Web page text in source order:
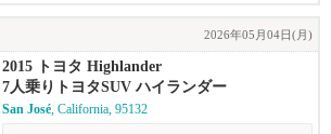
2026年05月04日(月)
2015 トヨタ Highlander
7人乗りトヨタSUV ハイランダー
San José, California, 95132